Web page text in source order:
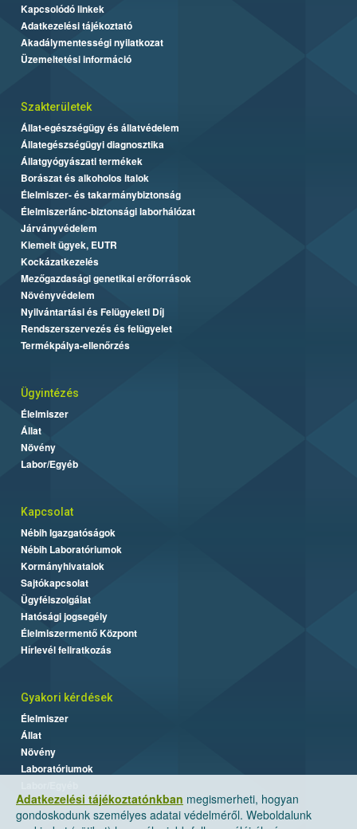
Adatkezelési tájékoztatónkban megismerheti, hogyan
gondoskodunk személyes adatai védelméről. Weboldalunk
Kapcsolódó linkek
Adatkezelési tájékoztató
Akadálymentességi nyilatkozat
Üzemeltetési információ
Szakterületek
Állat-egészségügy és állatvédelem
Állategészségügyi diagnosztika
Állatgyógyászati termékek
Borászat és alkoholos italok
Élelmiszer- és takarmánybiztonság
Élelmiszerlánc-biztonsági laborhálózat
Járványvédelem
Kiemelt ügyek, EUTR
Kockázatkezelés
Mezőgazdasági genetikai erőforrások
Növényvédelem
Nyilvántartási és Felügyeleti Díj
Rendszerszervezés és felügyelet
Termékpálya-ellenőrzés
Ügyintézés
Élelmiszer
Állat
Növény
Labor/Egyéb
Kapcsolat
Nébih Igazgatóságok
Nébih Laboratóriumok
Kormányhivatalok
Sajtókapcsolat
Ügyfélszolgálat
Hatósági jogsegély
Élelmiszermentő Központ
Hírlevél feliratkozás
Gyakori kérdések
Élelmiszer
Állat
Növény
Laboratóriumok